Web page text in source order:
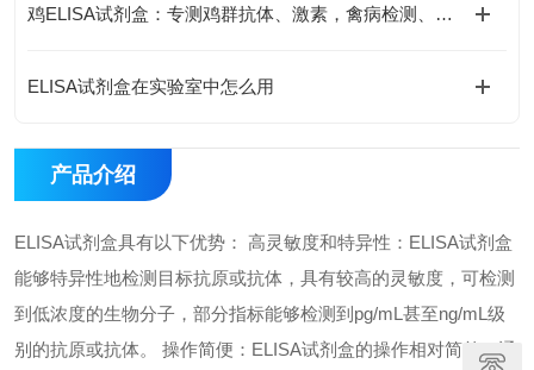
鸡ELISA试剂盒：专测鸡群抗体、激素，禽病检测、养殖科研都能用
ELISA试剂盒在实验室中怎么用
产品介绍
ELISA试剂盒具有以下优势： 高灵敏度和特异性：ELISA试剂盒
能够特异性地检测目标抗原或抗体，具有较高的灵敏度，可检测
到低浓度的生物分子，部分指标能够检测到pg/mL甚至ng/mL级
别的抗原或抗体。 操作简便：ELISA试剂盒的操作相对简单，通